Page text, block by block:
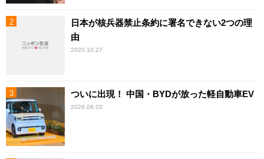
日本が核兵器禁止条約に署名できない2つの理
由
2020.10.27
ついに出現！ 中国・BYDが放った軽自動車EV
2026.08.03